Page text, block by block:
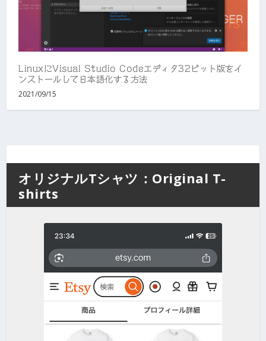
LinuxにVisual Studio Codeエディタ32ビット版をイ
ンストールして日本語化する方法
2021/09/15
オリジナルTシャツ：Original T-
shirts